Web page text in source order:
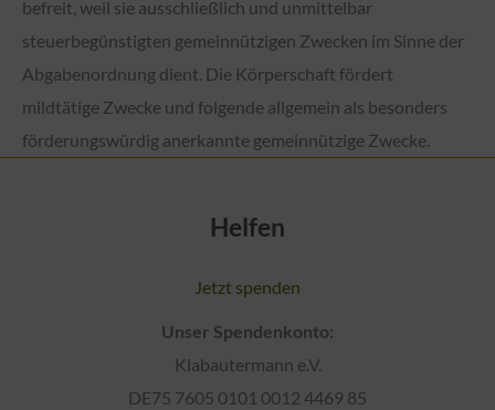
befreit, weil sie ausschließlich und unmittelbar
steuerbegünstigten gemeinnützigen Zwecken im Sinne der
Abgabenordnung dient. Die Körperschaft fördert
mildtätige Zwecke und folgende allgemein als besonders
förderungswürdig anerkannte gemeinnützige Zwecke.
Helfen
Jetzt spenden
Unser Spendenkonto:
Klabautermann e.V.
DE75 7605 0101 0012 4469 85